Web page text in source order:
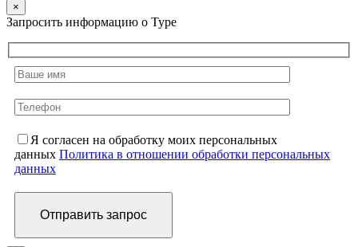
×
Запросить информацию о Туре
Я согласен на обработку моих персональных
данных Политика в отношении обработки персональных
данных